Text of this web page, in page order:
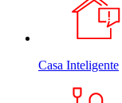
Casa Inteligente